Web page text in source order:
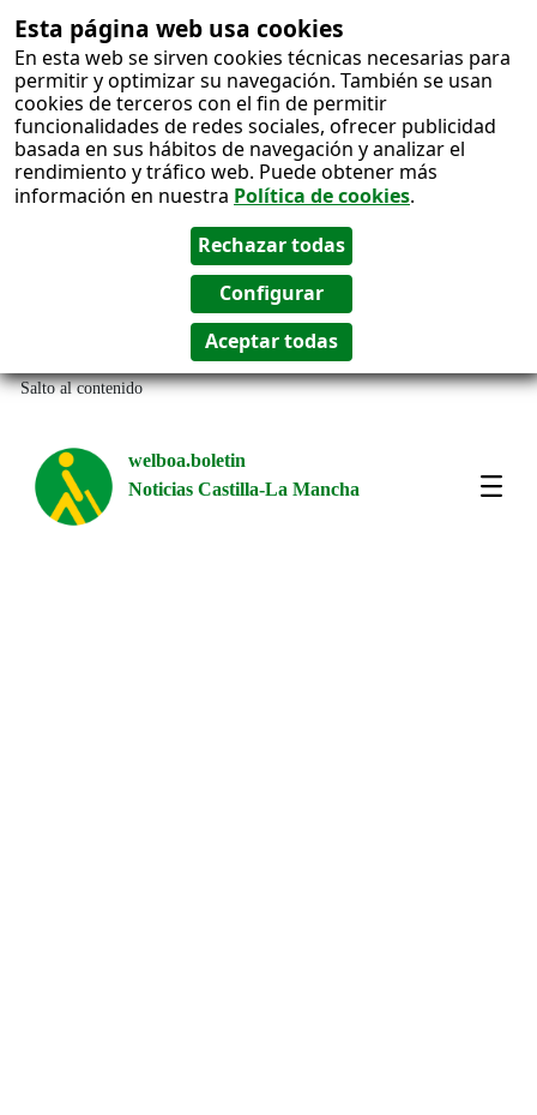
Esta página web usa cookies
En esta web se sirven cookies técnicas necesarias para
permitir y optimizar su navegación. También se usan
cookies de terceros con el fin de permitir
funcionalidades de redes sociales, ofrecer publicidad
basada en sus hábitos de navegación y analizar el
rendimiento y tráfico web. Puede obtener más
información en nuestra Política de cookies.
Salto al contenido
welboa.boletin
Noticias Castilla-La Mancha